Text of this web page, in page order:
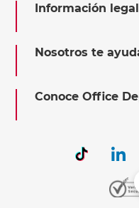
Información legal
Nosotros te
Conoce Office